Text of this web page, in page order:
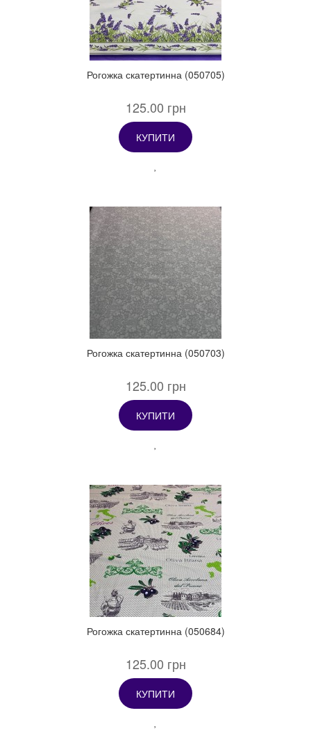
Рогожка скатертинна (050705)
125.00 грн
КУПИТИ
Рогожка скатертинна (050703)
125.00 грн
КУПИТИ
Рогожка скатертинна (050684)
125.00 грн
КУПИТИ